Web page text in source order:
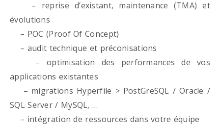
– reprise d’existant, maintenance (TMA) et
évolutions
– POC (Proof Of Concept)
– audit technique et préconisations
– optimisation des performances de vos
applications existantes
– migrations Hyperfile > PostGreSQL / Oracle /
SQL Server / MySQL, …
– intégration de ressources dans votre équipe